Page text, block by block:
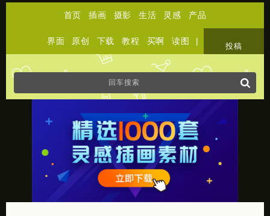
首页 插画 摄影 生活 灵感 产品
界面 原创 下载 教程 买啊 读图 |
投稿